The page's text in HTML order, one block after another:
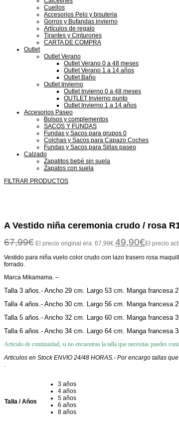
Cuellos
Accesorios Pelo y bisuteria
Gorros y Bufandas invierno
Artículos de regalo
Tirantes y Cinturones
CARTA DE COMPRA
Outlet
Outlet Verano
Outlet Verano 0 a 48 meses
Outlet Verano 1 a 14 años
Outlet Baño
Outlet Invierno
Outlet Invierno 0 a 48 meses
OUTLET Invierno punto
Outlet Invierno 1 a 14 años
Accesorios Paseo
Bolsos y complementos
SACOS Y FUNDAS
Fundas y Sacos para grupos 0
Colchas y Sacos para Capazo Coches
Fundas y Sacos para Sillas paseo
Calzado
Zapatitos bebé sin suela
Zapatos con suela
FILTRAR PRODUCTOS
A Vestido niña ceremonia crudo / rosa
67,99€ El precio original era: 67,99€.49,90€ El precio
Vestido para niña vuelo color crudo con lazo trasero rosa
forrado.
Marca Mikamama. –
Talla 3 años.- Ancho 29 cm. Largo 53 cm. Manga francesa
Talla 4 años.- Ancho 30 cm. Largo 56 cm. Manga francesa
Talla 5 años.- Ancho 32 cm. Largo 60 cm. Manga francesa
Talla 6 años.- Ancho 34 cm. Largo 64 cm. Manga francesa
Articulo de continuidad, si no encuentras la talla que necesitas puedes
Articulos en Stock ENVIO 24/48 HORAS.- Por encargo tallas
.
Talla / Años
3 años
4 años
5 años
6 años
8 años